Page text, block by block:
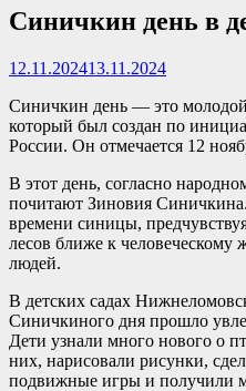
Синичкин день в
12.11.202413.11.2024
Синичкин день — это молодой
который был создан по
России. Он отмечается 12
В этот день, согласно
почитают Зиновия
времени синицы,
лесов ближе к
людей.
В детских садах
Синичкиного дня прошло
Дети узнали много нового о
них, нарисовали рисунки,
подвижные игры и получили